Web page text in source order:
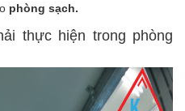
phòng sạch.
thực hiện trong phòng